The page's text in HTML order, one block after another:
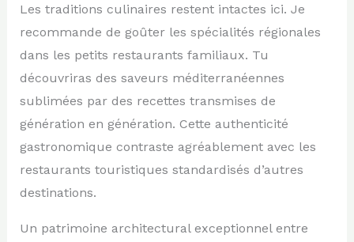
Les traditions culinaires restent intactes ici. Je
recommande de goûter les spécialités régionales
dans les petits restaurants familiaux. Tu
découvriras des saveurs méditerranéennes
sublimées par des recettes transmises de
génération en génération. Cette authenticité
gastronomique contraste agréablement avec les
restaurants touristiques standardisés d’autres
destinations.
Un patrimoine architectural exceptionnel entre